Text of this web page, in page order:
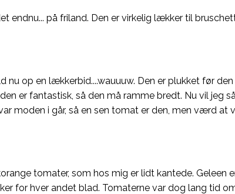
endnu... på friland. Den er virkelig lækker til
op en lækkerbid....wauuuw. Den er plukket før
er fantastisk, så den må ramme bredt. Nu vil
moden i går, så en sen tomat er den, men værd at
tomater, som hos mig er lidt kantede.
for hver andet blad. Tomaterne var dog lang tid